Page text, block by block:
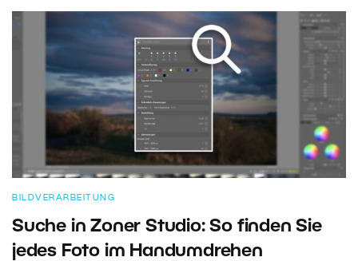
BILDVERARBEITUNG
Suche in Zoner Studio: So finden Sie
jedes Foto im Handumdrehen